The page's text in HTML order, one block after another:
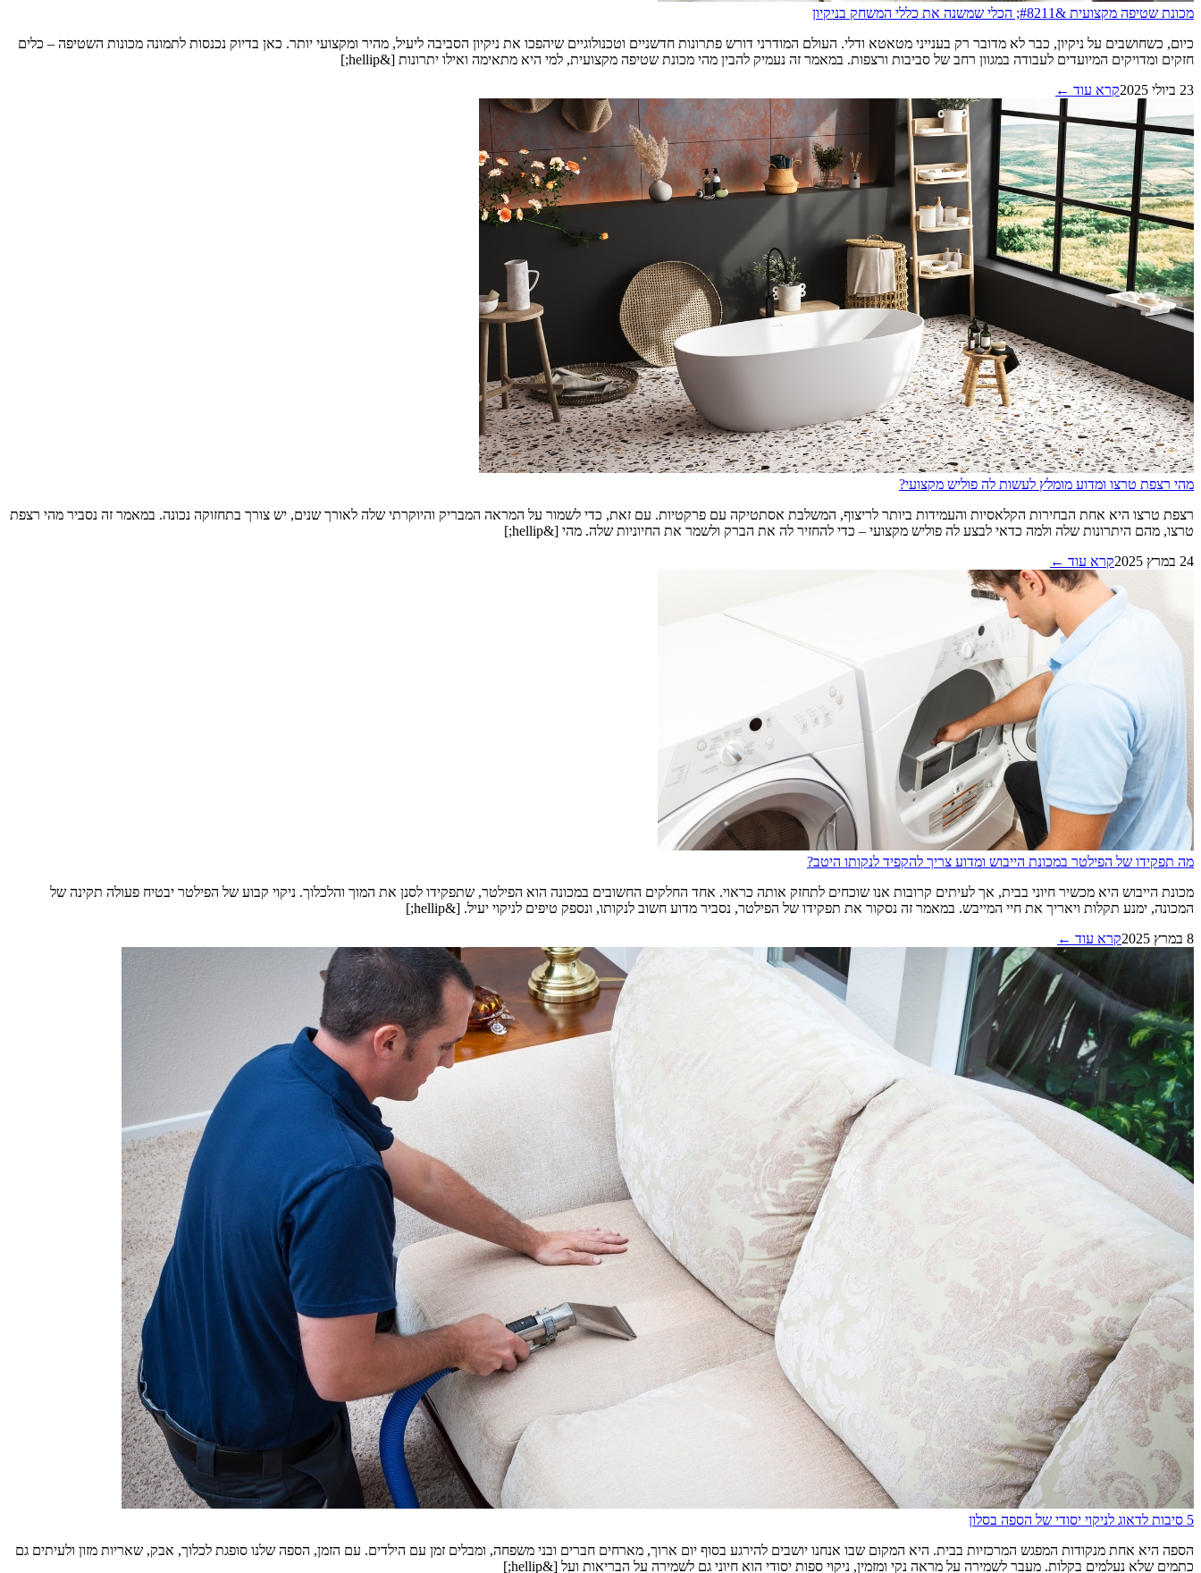
מכונת שטיפה מקצועית &#8211; הכלי שמשנה את כללי המשחק בניקיון
כיום, כשחושבים על ניקיון, כבר לא מדובר רק בענייני מטאטא ודלי. העולם המודרני דורש פתרונות חדשניים וטכנולוגיים שיהפכו את ניקיון הסביבה ליעיל, מהיר ומקצועי יותר. כאן בדיוק נכנסות לתמונה מכונות השטיפה – כלים
חזקים ומדויקים המיועדים לעבודה במגוון רחב של סביבות ורצפות. במאמר זה נעמיק להבין מהי מכונת שטיפה מקצועית, למי היא מתאימה ואילו יתרונות [&hellip;]
23 ביולי 2025
קרא עוד ←
מהי רצפת טרצו ומדוע מומלץ לעשות לה פוליש מקצועי?
רצפת טרצו היא אחת הבחירות הקלאסיות והעמידות ביותר לריצוף, המשלבת אסתטיקה עם פרקטיות. עם זאת, כדי לשמור על המראה המבריק והיוקרתי שלה לאורך שנים, יש צורך בתחזוקה נכונה. במאמר זה נסביר מהי רצפת
טרצו, מהם היתרונות שלה ולמה כדאי לבצע לה פוליש מקצועי – כדי להחזיר לה את הברק ולשמר את החיוניות שלה. מהי [&hellip;]
24 במרץ 2025
קרא עוד ←
מה תפקידו של הפילטר במכונת הייבוש ומדוע צריך להקפיד לנקותו היטב?
מכונת הייבוש היא מכשיר חיוני בבית, אך לעיתים קרובות אנו שוכחים לתחזק אותה כראוי. אחד החלקים החשובים במכונה הוא הפילטר, שתפקידו לסנן את המוך והלכלוך. ניקוי קבוע של הפילטר יבטיח פעולה תקינה של
המכונה, ימנע תקלות ויאריך את חיי המייבש. במאמר זה נסקור את תפקידו של הפילטר, נסביר מדוע חשוב לנקותו, ונספק טיפים לניקוי יעיל. [&hellip;]
8 במרץ 2025
קרא עוד ←
5 סיבות לדאוג לניקוי יסודי של הספה בסלון
הספה היא אחת מנקודות המפגש המרכזיות בבית. היא המקום שבו אנחנו יושבים להירגע בסוף יום ארוך, מארחים חברים ובני משפחה, ומבלים זמן עם הילדים. עם הזמן, הספה שלנו סופגת לכלוך, אבק, שאריות מזון ולעיתים גם
כתמים שלא נעלמים בקלות. מעבר לשמירה על מראה נקי ומזמין, ניקוי ספות יסודי הוא חיוני גם לשמירה על הבריאות ועל [&hellip;]